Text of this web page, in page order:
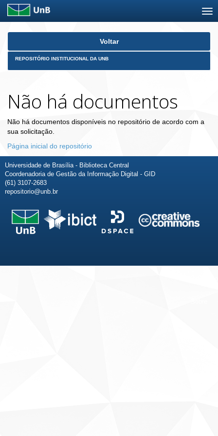
Skip
Voltar
REPOSITÓRIO INSTITUCIONAL DA UNB
Não há documentos
Não há documentos disponíveis no repositório de acordo com a
sua solicitação.
Página inicial do repositório
Universidade de Brasília - Biblioteca Central
Coordenadoria de Gestão da Informação Digital - GID
(61) 3107-2683
repositorio@unb.br